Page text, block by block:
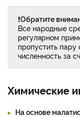
❗Обратите
Все народные
регулярном
пропустить пару
численность за
Химические
На основе